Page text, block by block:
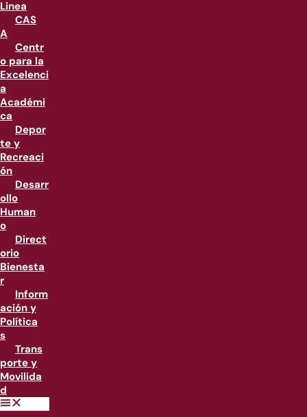
Linea
CAS
A
Centr
o para la
Excelenci
a
Académi
ca
Depor
te y
Recreaci
ón
Desarr
ollo
Human
o
Direct
orio
Bienesta
r
Inform
ación y
Política
s
Trans
porte y
Movilida
d